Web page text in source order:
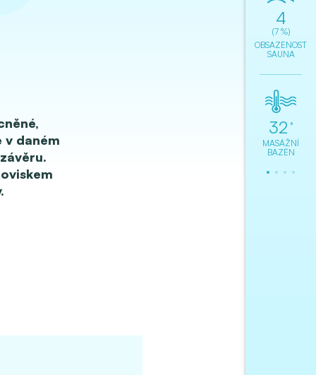
v daném
4
(7 %)
OBSAZENOST
SAUNA
28 °
REKREAČNÍ
BAZÉN